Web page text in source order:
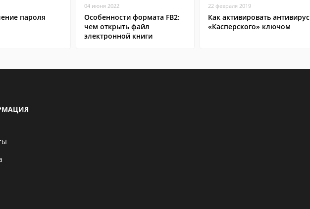
пароля
04 июня 2022
Особенности формата FB2:
чем открыть файл
электронной книги
22 февраля 2019
Как активировать антивирус
«Касперского» ключом